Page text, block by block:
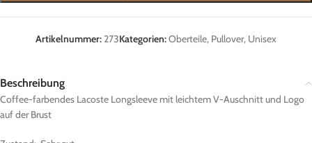
Artikelnummer: 273Kategorien:Oberteile, Pullover, Unisex
Beschreibung
Coffee-farbendes Lacoste Longsleeve mit leichtem V-Auschnitt und Logo
auf der Brust